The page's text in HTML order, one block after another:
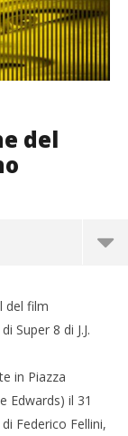
del
film
del film
Super 8 di J.J.
in Piazza
Edwards) il 31
Federico Fellini,